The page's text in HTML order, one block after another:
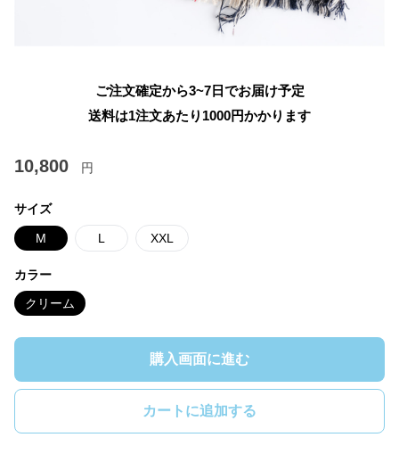
ご注文確定から3~7日でお届け予定
送料は1注文あたり 1000円かかります
10,800 円
サイズ
M L XXL
カラー
クリーム
購入画面に進む
カートに追加する